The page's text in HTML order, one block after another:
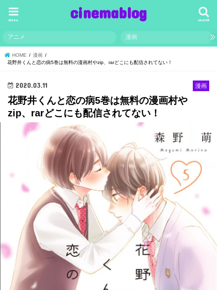
cinemablog search
menu
アニメ 漫画
HOME
漫画
花野井くんと恋の病5巻は無料の漫画村やzip、rarどこにも配信されてない！
漫画
2020.03.11
花野井くんと恋の病5巻は無料の漫画村や
zip、rarどこにも配信されてない！